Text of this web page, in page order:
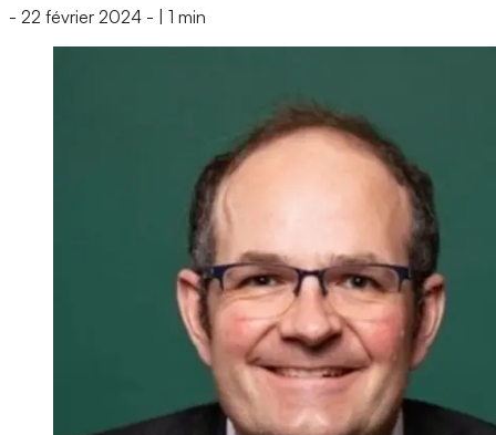
- 22 février 2024 - 1 min